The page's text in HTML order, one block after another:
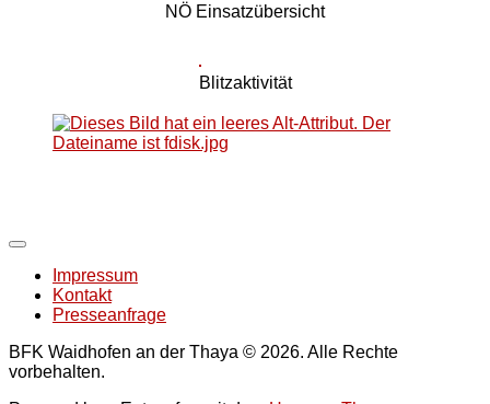
NÖ Einsatzübersicht
Blitzaktivität
Impressum
Kontakt
Presseanfrage
BFK Waidhofen an der Thaya © 2026. Alle Rechte
vorbehalten.